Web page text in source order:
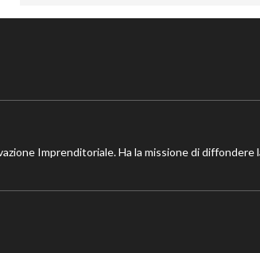
Imprenditoriale. Ha la missione di diffondere